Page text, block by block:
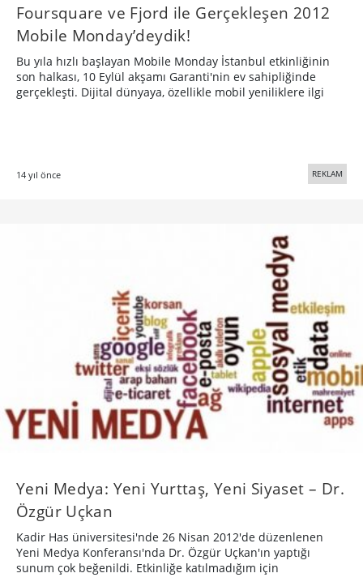
Foursquare ve Fjord ile Gerçekleşen 2012
Mobile Monday’deydik!
Bu yıla hızlı başlayan Mobile Monday İstanbul etkinliğinin
son halkası, 10 Eylül akşamı Garanti'nin ev sahipliğinde
gerçekleşti. Dijital dünyaya, özellikle mobil yeniliklere ilgi
14 yıl önce REKLAM
Yeni Medya: Yeni Yurttaş, Yeni Siyaset – Dr.
Özgür Uçkan
Kadir Has üniversitesi'nde 26 Nisan 2012'de düzenlenen
Yeni Medya Konferansı'nda Dr. Özgür Uçkan'ın yaptığı
sunum çok beğenildi. Etkinliğe katılmadığım için